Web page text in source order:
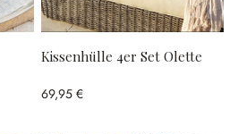
Kissenhülle 4er Set Olette
69,95 €